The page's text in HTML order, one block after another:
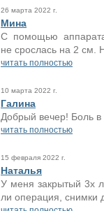
26 марта 2022 г.
Мина
С помощью аппарата
не срослась на 2 см.
читать полностью
10 марта 2022 г.
Галина
Добрый вечер! Боль в
читать полностью
15 февраля 2022 г.
Наталья
У меня закрытый 3х
ли операция, снимки